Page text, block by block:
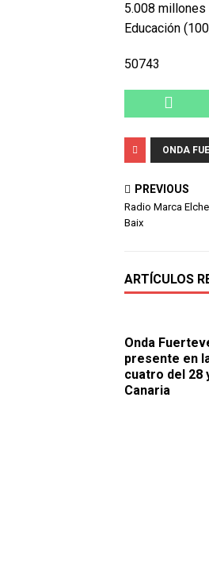
5.008
Educación
50743
ONDA
PREVIOUS
Radio Marca
Baix
ARTÍCULOS
Onda
presente en
cuatro del 28
Canaria